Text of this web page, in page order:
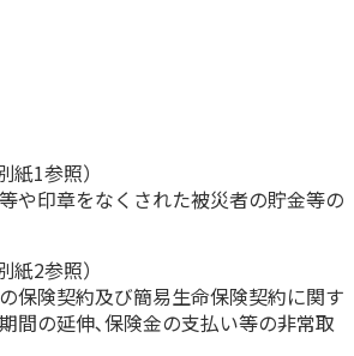
情報等の確認の取り組み
お知らせ
イフサービス
・約款（Web約款）
法
んぽの健康と安心を手のひらに～
ボ
テナビリティ
1参照）
章をなくされた被災者の貯金等の
2参照）
契約及び簡易生命保険契約に関す
間の延伸､保険金の支払い等の非常取